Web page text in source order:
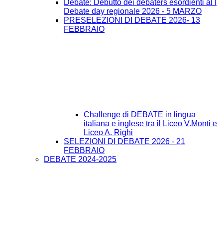
Debate: Debutto dei debaters esordienti al I
Debate day regionale 2026 - 5 MARZO
PRESELEZIONI DI DEBATE 2026- 13
FEBBRAIO
Challenge di DEBATE in lingua
italiana e inglese tra il Liceo V.Monti e
Liceo A. Righi
SELEZIONI DI DEBATE 2026 - 21
FEBBRAIO
DEBATE 2024-2025